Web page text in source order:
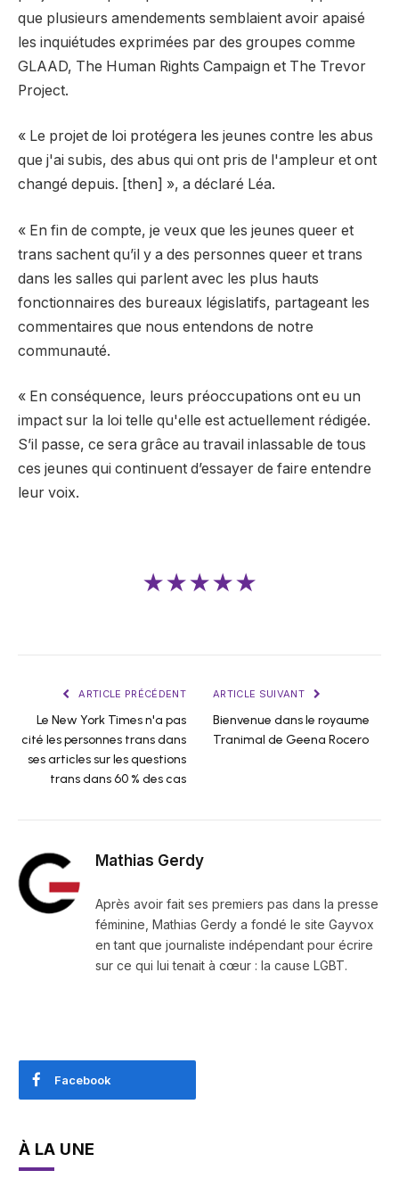
que plusieurs amendements semblaient avoir apaisé
les inquiétudes exprimées par des groupes comme
GLAAD, The Human Rights Campaign et The Trevor
Project.
« Le projet de loi protégera les jeunes contre les abus
que j'ai subis, des abus qui ont pris de l'ampleur et ont
changé depuis. [then] », a déclaré Léa.
« En fin de compte, je veux que les jeunes queer et
trans sachent qu’il y a des personnes queer et trans
dans les salles qui parlent avec les plus hauts
fonctionnaires des bureaux législatifs, partageant les
commentaires que nous entendons de notre
communauté.
« En conséquence, leurs préoccupations ont eu un
impact sur la loi telle qu'elle est actuellement rédigée.
S’il passe, ce sera grâce au travail inlassable de tous
ces jeunes qui continuent d’essayer de faire entendre
leur voix.
★★★★★
ARTICLE PRÉCÉDENT
Le New York Times n'a pas
cité les personnes trans dans
ses articles sur les questions
trans dans 60 % des cas
ARTICLE SUIVANT
Bienvenue dans le royaume
Tranimal de Geena Rocero
Mathias Gerdy
Après avoir fait ses premiers pas dans la presse
féminine, Mathias Gerdy a fondé le site Gayvox
en tant que journaliste indépendant pour écrire
sur ce qui lui tenait à cœur : la cause LGBT.
Facebook
À LA UNE